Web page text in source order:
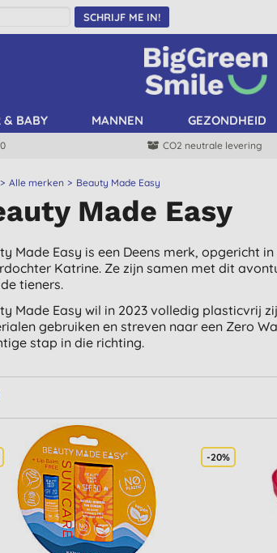
SCHRIJF ME IN!
& BABY MANNEN GEZONDHEID
CO2 neutrale levering
Alle merken Beauty Made Easy
Made Easy
Made Easy is een Deens merk, opgericht
Katrine. Ze zijn samen met dit
tieners.
Made Easy wil in 2023 volledig plasticvrij
gebruiken en streven naar een Zero
stap in die richting.
-20%